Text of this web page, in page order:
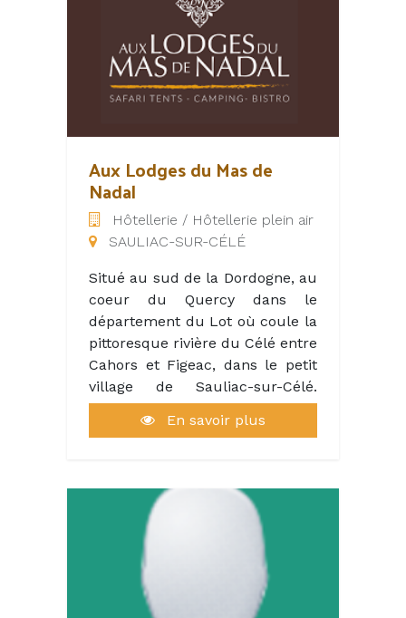
Aux Lodges du Mas de
Nadal
Hôtellerie / Hôtellerie plein air
SAULIAC-SUR-CÉLÉ
Situé au sud de la Dordogne, au
coeur du Quercy dans le
département du Lot où coule la
pittoresque rivière du Célé entre
Cahors et Figeac, dans le petit
village de Sauliac-sur-Célé.
Vous pourrez visiter quelques-
uns des plus beaux villages de
bordés de murets de pierres,
admirer des paysages apaisants,
flâner au milieu d’authentiques
marchés de villages, partir à la
découverte de grottes et
gouffres, prendre part aux
En savoir plus